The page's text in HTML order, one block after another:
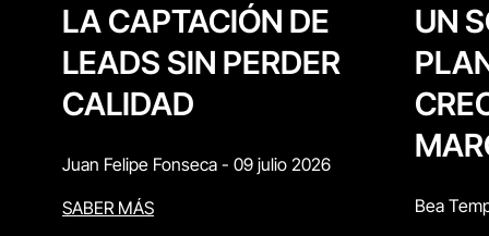
LA CAPTACIÓN DE
LEADS SIN PERDER
CALIDAD
Juan Felipe Fonseca - 09 julio 2026
SABER MÁS
UN
Bea